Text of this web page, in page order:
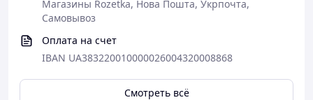
Магазины Rozetka, Нова Пошта, Укрпочта,
Самовывоз
Оплата на счет
IBAN UA383220010000026004320008868
Смотреть всё